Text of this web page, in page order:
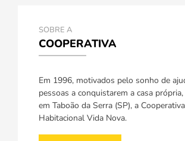
SOBRE A
COOPERATIVA
Em 1996, motivados pelo sonho de
pessoas a conquistarem a casa
em Taboão da Serra (SP), a Cooperativa
Habitacional Vida Nova.